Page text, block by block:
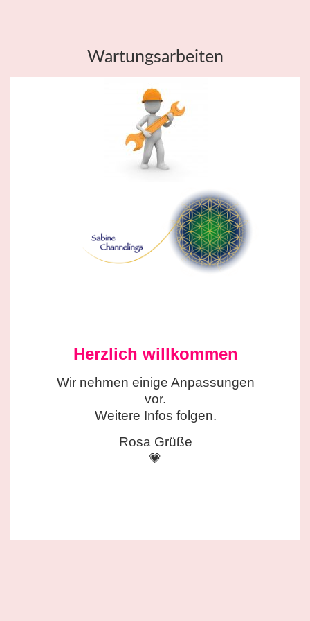
Wartungsarbeiten
Herzlich willkommen
Wir nehmen einige Anpassungen
vor.
Weitere Infos folgen.
Rosa Grüße
💗